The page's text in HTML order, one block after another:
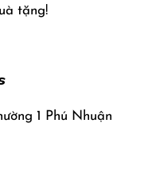
tặng!
1 Phú Nhuận